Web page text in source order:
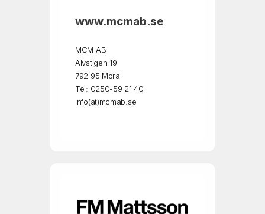
www.mcmab.se
MCM AB
Älvstigen 19
792 95 Mora
Tel: 0250-59 21 40
info(at)mcmab.se